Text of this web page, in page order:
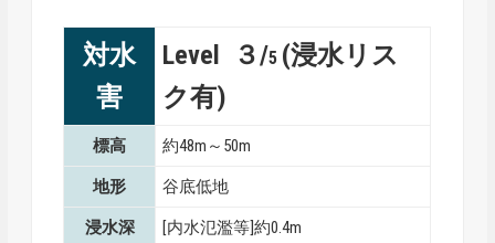
対水
害
Level ３/5 (浸水リス
ク有)
標高 約48m～50m
地形 谷底低地
浸水深 [内水氾濫等]約0.4m